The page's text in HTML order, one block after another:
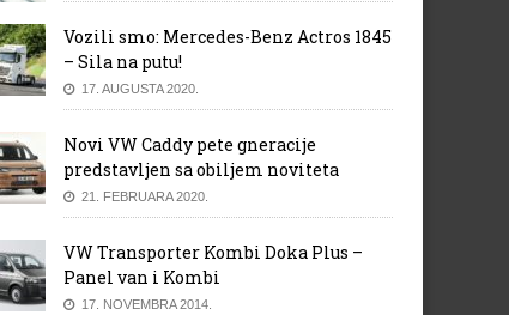
Vozili smo: Mercedes-Benz Actros 1845
– Sila na putu!
17. AUGUSTA 2020.
Novi VW Caddy pete gneracije
predstavljen sa obiljem noviteta
21. FEBRUARA 2020.
VW Transporter Kombi Doka Plus –
Panel van i Kombi
17. NOVEMBRA 2014.